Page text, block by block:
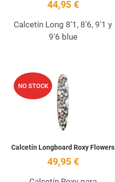
44,95 €
Calcetín Long 8'1, 8'6, 9'1 y
9'6 blue
Añadir a la lista de deseos
Quick View
NO STOCK
Calcetín Longboard Roxy Flowers
49,95 €